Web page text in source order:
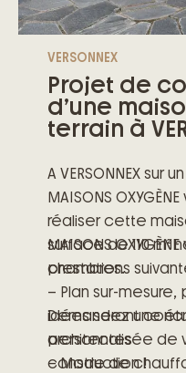
(cuisine, parquets,
VERSONNEX
Projet de
d’une
terrain à
A VERSONNEX sur
MAISONS
réaliser cette
surface de 110 m²
chambres.
MAISONS
prestations
– Plan sur-
idées seront
architectes
– Mode de
Demandez une
personnalisée de
construction !